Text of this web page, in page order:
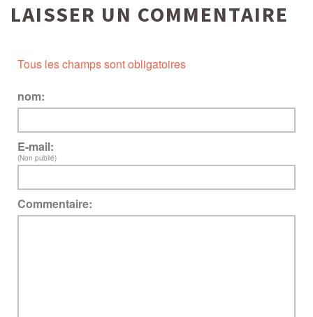
LAISSER UN COMMENTAIRE
Tous les champs sont obligatoires
nom:
E-mail:
(Non publié)
Commentaire: